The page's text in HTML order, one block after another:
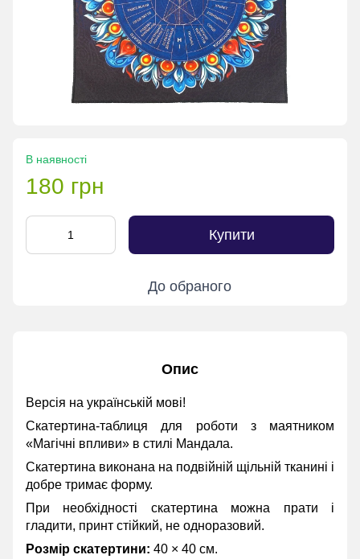
В наявності
180 грн
Купити
До обраного
Опис
Версія на українській мові!
Скатертина-таблиця для роботи з маятником
«Магічні впливи» в стилі Мандала.
Скатертина виконана на подвійній щільній тканині і
добре тримає форму.
При необхідності скатертина можна прати і
гладити, принт стійкий, не одноразовий.
Розмір скатертини: 40 × 40 см.